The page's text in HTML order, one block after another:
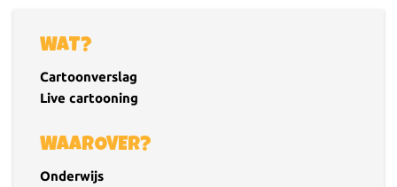
WAT?
Cartoonverslag
Live cartooning
WAAROVER?
Onderwijs